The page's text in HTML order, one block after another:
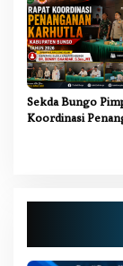
Sekda Bungo
Koordinasi